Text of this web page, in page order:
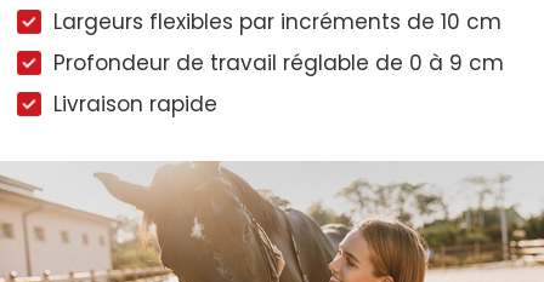
Largeurs flexibles par incréments de 10 cm
Profondeur de travail réglable de 0 à 9 cm
Livraison rapide